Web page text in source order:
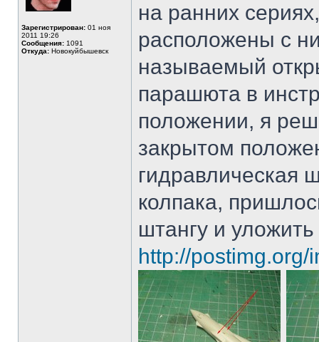
Зарегистрирован: 01 ноя
2011 19:26
Сообщения: 1091
Откуда: Новокуйбышевск
на ранних
расположены с
называемый
парашюта в
положении, я
закрытом
гидравлическая
колпака,
штангу и
http://postimg.org/